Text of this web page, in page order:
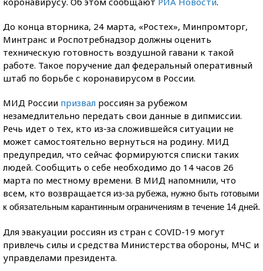
До конца вторника, 24 марта, «Ростех», Минпромторг,
Минтранс и Роспотребнадзор должны оценить
техническую готовность воздушной гавани к такой
работе. Такое поручение дал федеральный оперативный
штаб по борьбе с коронавирусом в России.
МИД России призвал россиян за рубежом
незамедлительно передать свои данные в дипмиссии.
Речь идет о тех, кто из-за сложившейся ситуации не
может самостоятельно вернуться на родину. МИД
предупредил, что сейчас формируются списки таких
людей. Сообщить о себе необходимо до 14 часов 26
марта по местному времени. В МИД напомнили, что
всем, кто возвращается из-за рубежа, нужно быть готовыми
к обязательным карантинным ограничениям в течение 14 дней.
Для эвакуации россиян из стран с COVID-19 могут
привлечь силы и средства Министерства обороны, МЧС и
управделами президента.